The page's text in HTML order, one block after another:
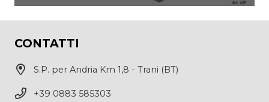
CONTATTI
S.P. per Andria Km 1,8 - Trani (BT)
+39 0883 585303